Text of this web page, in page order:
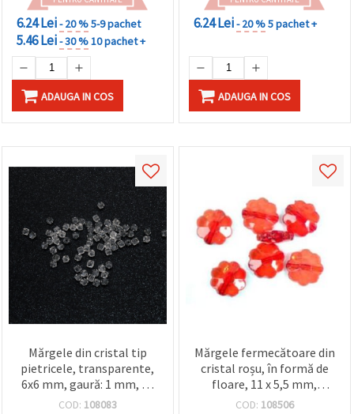
6.24 Lei- 20 %5-9 pachet
5.46 Lei- 30 %10 pachet +
ADAUGA IN COS
6.24 Lei- 20 %5 pachet +
ADAUGA IN COS
Mărgele din cristal tip
pietricele, transparente,
6x6 mm, gaură: 1 mm, 50
grame (~470 buc.)
COD: 108083
Mărgele fermecătoare din
cristal roșu, în formă de
floare, 11 x 5,5 mm,
orificiu 1,5 mm, 50 g (~110
COD: 108506